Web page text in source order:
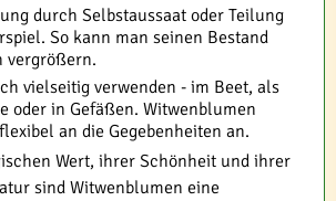
durch Selbstaussaat oder Teilung
So kann man seinen Bestand
vergrößern.
vielseitig verwenden - im Beet, als
oder in Gefäßen. Witwenblumen
an die Gegebenheiten an.
Wert, ihrer Schönheit und ihrer
sind Witwenblumen eine